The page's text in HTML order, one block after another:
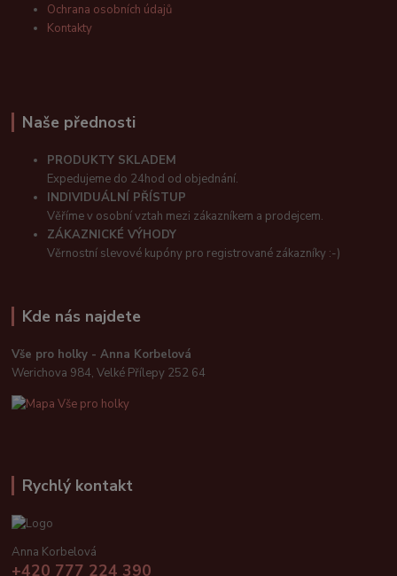
Ochrana osobních údajů
Kontakty
Naše přednosti
PRODUKTY SKLADEM
Expedujeme do 24hod od objednání.
INDIVIDUÁLNÍ PŘÍSTUP
Věříme v osobní vztah mezi zákazníkem a prodejcem.
ZÁKAZNICKÉ VÝHODY
Věrnostní slevové kupóny pro registrované zákazníky :-)
Kde nás najdete
Vše pro holky - Anna Korbelová
Werichova 984, Velké Přílepy 252 64
Rychlý kontakt
Anna Korbelová
+420 777 224 390